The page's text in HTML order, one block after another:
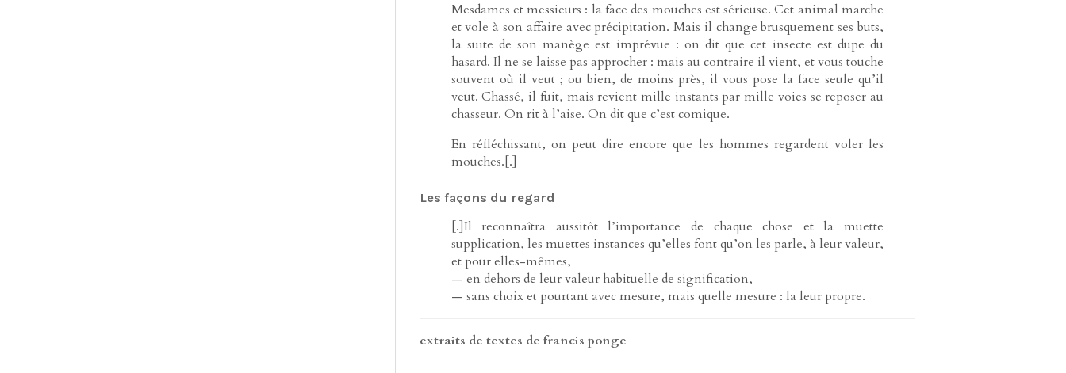
Mesdames et messieurs : la face des mouches est sérieuse. Cet animal marche
et vole à son affaire avec précipitation. Mais il change brusquement ses buts,
la suite de son manège est imprévue : on dit que cet insecte est dupe du
hasard. Il ne se laisse pas approcher : mais au contraire il vient, et vous touche
souvent où il veut ; ou bien, de moins près, il vous pose la face seule qu’il
veut. Chassé, il fuit, mais revient mille instants par mille voies se reposer au
chasseur. On rit à l’aise. On dit que c’est comique.
En réfléchissant, on peut dire encore que les hommes regardent voler les
mouches.[.]
Les façons du regard
[.]Il reconnaîtra aussitôt l’importance de chaque chose et la muette
supplication, les muettes instances qu’elles font qu’on les parle, à leur valeur,
et pour elles-mêmes,
— en dehors de leur valeur habituelle de signification,
— sans choix et pourtant avec mesure, mais quelle mesure : la leur propre.
extraits de textes de francis ponge